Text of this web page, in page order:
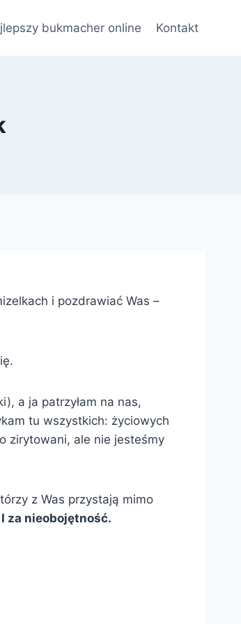
bukmacher online Kontakt
i pozdrawiać Was –
a ja patrzyłam na nas,
tu wszystkich: życiowych
zirytowani, ale nie jesteśmy
z Was przystają mimo
za nieobojętność.